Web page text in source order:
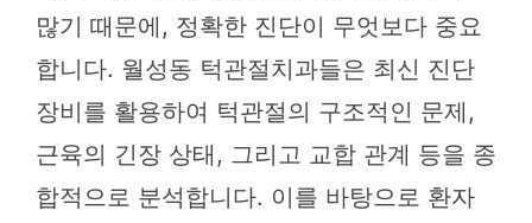
많기 때문에, 정확한 진단이 무엇보다 중요
합니다. 월성동 턱관절치과들은 최신 진단
장비를 활용하여 턱관절의 구조적인 문제,
근육의 긴장 상태, 그리고 교합 관계 등을 종
합적으로 분석합니다. 이를 바탕으로 환자